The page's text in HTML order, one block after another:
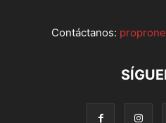
Contáctanos: